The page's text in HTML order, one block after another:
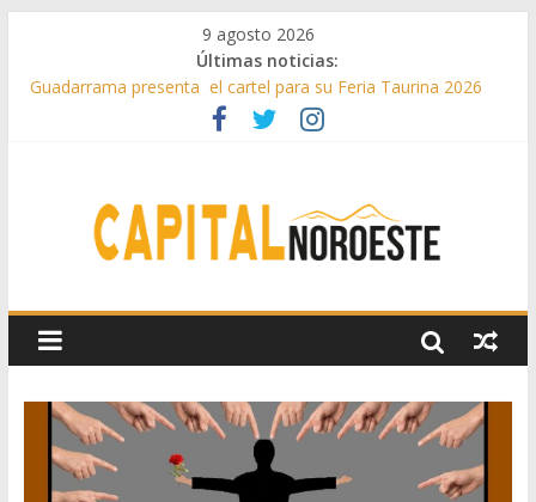
9 agosto 2026
Últimas noticias:
Guadarrama presenta el cartel para su Feria Taurina 2026
Hey Kid e Inazio en ‘La Gran Noche del Indie’ de las fiestas
Boadilla destinó más de 11 millones de euros a ayudas y
beneficios fiscales en 2025